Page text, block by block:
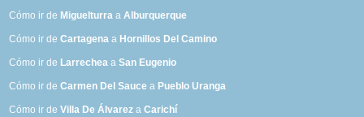
Cómo ir de Miguelturra aAlburquerque
Cómo ir deCartagena a Hornillos Del Camino
Cómo ir de Larrechea aSan Eugenio
Cómo ir deCarmen Del Sauce a Pueblo Uranga
Cómo ir deVilla De Álvarez aCarichí